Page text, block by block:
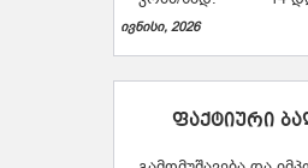
ივნისი, 2026
ფაქტიური